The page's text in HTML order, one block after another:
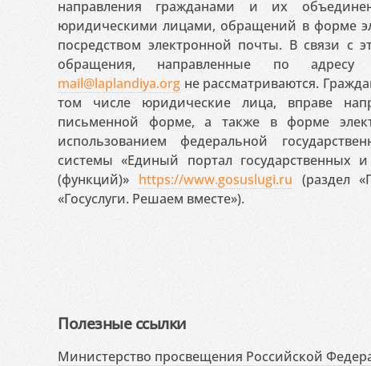
направления гражданами и их
юридическими лицами, обращений в форме
посредством электронной почты. В связи с
обращения, направленные по адресу
mail@laplandiya.org не рассматриваются.
том числе юридические лица, вправе
письменной форме, а также в форме
использованием федеральной
системы «Единый портал государственных
(функций)» https://www.gosuslugi.ru (раздел
«Госуслуги. Решаем вместе»).
Полезные ссылки
Министерство просвещения Российской